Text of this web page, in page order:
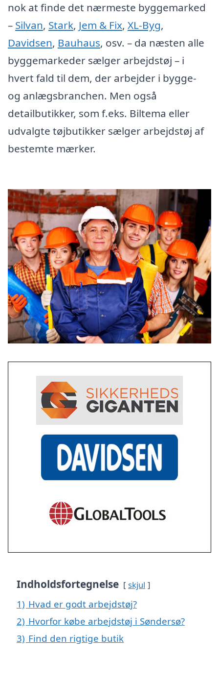
nok at finde det nærmeste byggemarked
– Silvan, Stark, Jem & Fix, XL-Byg,
Davidsen, Bauhaus, osv. – da næsten alle
byggemarkeder sælger arbejdstøj – i
hvert fald til dem, der arbejder i bygge-
og anlægsbranchen. Men også
detailbutikker, som f.eks. Biltema eller
udvalgte tøjbutikker sælger arbejdstøj af
bestemte mærker.
Indholdsfortegnelse skjul
1) Hvad er godt arbejdstøj?
2) Hvorfor købe arbejdstøj i Søndersø?
3) Find den rigtige butik